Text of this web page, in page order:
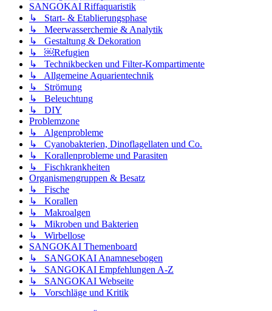
SANGOKAI Riffaquaristik
↳ Start- & Etablierungsphase
↳ Meerwasserchemie & Analytik
↳ Gestaltung & Dekoration
↳ ￼Refugien
↳ Technikbecken und Filter-Kompartimente
↳ Allgemeine Aquarientechnik
↳ Strömung
↳ Beleuchtung
↳ DIY
Problemzone
↳ Algenprobleme
↳ Cyanobakterien, Dinoflagellaten und Co.
↳ Korallenprobleme und Parasiten
↳ Fischkrankheiten
Organismengruppen & Besatz
↳ Fische
↳ Korallen
↳ Makroalgen
↳ Mikroben und Bakterien
↳ Wirbellose
SANGOKAI Themenboard
↳ SANGOKAI Anamnesebogen
↳ SANGOKAI Empfehlungen A-Z
↳ SANGOKAI Webseite
↳ Vorschläge und Kritik